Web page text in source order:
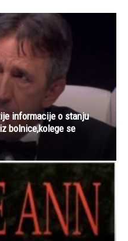
informacije o stanju
bolnice,kolege se